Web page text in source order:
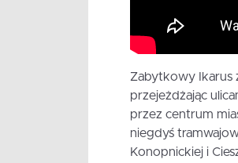
Zabytkowy Ikarus
przejeżdżając
przez centrum
niegdyś
Konopnickiej i